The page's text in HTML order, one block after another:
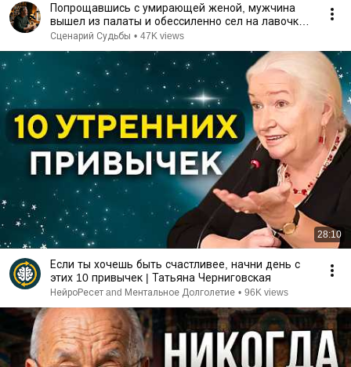
Попрощавшись с умирающей женой, мужчина
вышел из палаты и обессиленно сел на лавочку в
коридоре...
Сценарий Судьбы • 47K views
28:10
Если ты хочешь быть счастливее, начни день с
этих 10 привычек | Татьяна Черниговская
НейроРесет and Ментальное Долголетие • 96K views